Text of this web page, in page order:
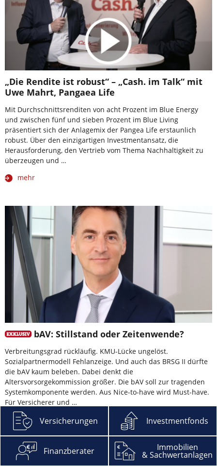
„Die Rendite ist robust“ – „Cash. im Talk“ mit
Uwe Mahrt, Pangaea Life
Mit Durchschnittsrenditen von acht Prozent im Blue Energy
und zwischen fünf und sieben Prozent im Blue Living
präsentiert sich der Anlagemix der Pangea Life erstaunlich
robust. Über den einzigartigen Investmentansatz, die
Herausforderung, den Vertrieb vom Thema Nachhaltigkeit zu
überzeugen und …
mehr
bAV: Stillstand oder Zeitenwende?
Verbreitungsgrad rückläufig. KMU-Lücke ungelöst.
Sozialpartnermodell Fehlanzeige. Und auch das BRSG II dürfte
die bAV kaum beleben. Dabei denkt die
Altersvorsorgekommission größer. Die bAV soll zur tragenden
Systemkomponente werden. Aus Nice-to-have wird Must-have.
Für Versicherer und …
mehr
Versicherungen Investmentfonds
Finanzberater Immobilien
& Sachwertanlagen